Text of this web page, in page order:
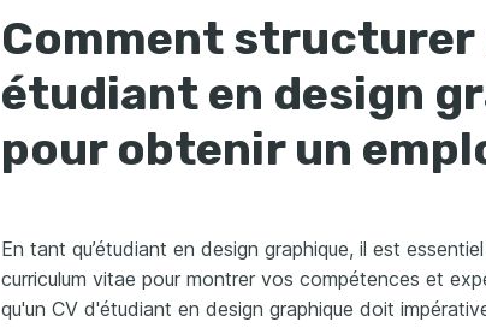
Comment structurer
étudiant en design
pour obtenir un
En tant qu’étudiant en design graphique, il est
curriculum vitae pour montrer vos compétences et
qu'un CV d'étudiant en design graphique doit